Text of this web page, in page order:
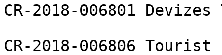
CR-2018-006801
CR-2018-006806